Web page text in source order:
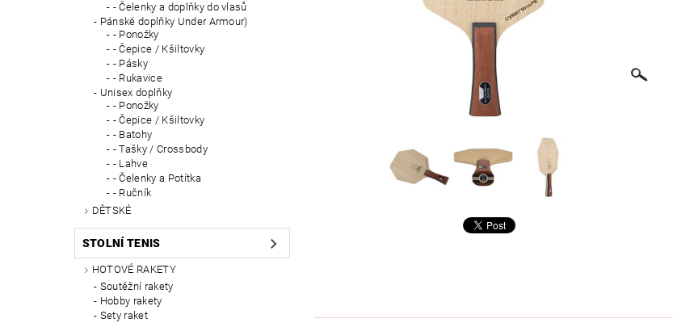
- Čelenky a doplňky do vlasů
Pánské doplňky Under Armour)
- Ponožky
- Čepice / Kšiltovky
- Pásky
- Rukavice
Unisex doplňky
- Ponožky
- Čepice / Kšiltovky
- Batohy
- Tašky / Crossbody
- Lahve
- Čelenky a Potítka
- Ručník
DĚTSKÉ
STOLNÍ TENIS
HOTOVÉ RAKETY
Soutěžní rakety
Hobby rakety
Sety raket